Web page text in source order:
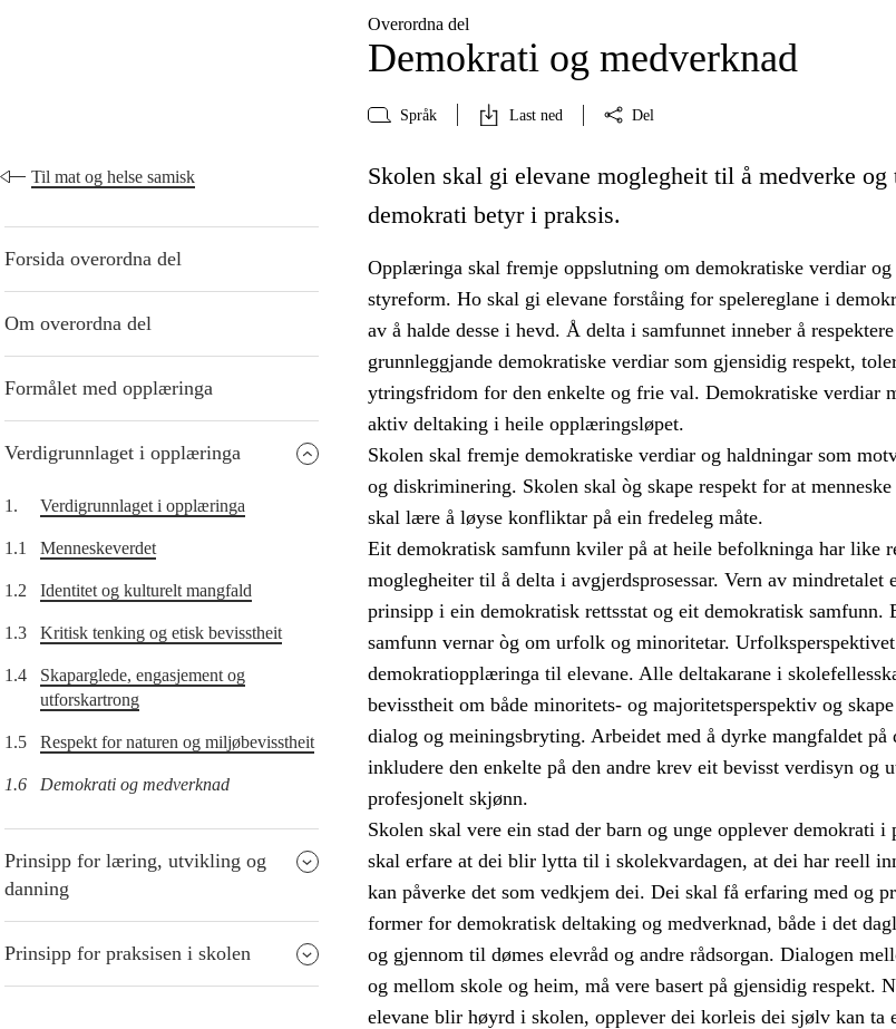
Overordna del
Demokrati og medverknad
Språk Last ned Del
Til mat og helse samisk
Forsida overordna del
Om overordna del
Formålet med opplæringa
Verdigrunnlaget i opplæringa
1. Verdigrunnlaget i opplæringa
1.1 Menneskeverdet
1.2 Identitet og kulturelt mangfald
1.3 Kritisk tenking og etisk bevisstheit
1.4
Skaparglede, engasjement og
utforskartrong
1.5 Respekt for naturen og miljøbevisstheit
1.6 Demokrati og medverknad
Prinsipp for læring, utvikling og
danning
Prinsipp for praksisen i skolen
Skolen skal gi elevane moglegheit til å medverke
demokrati betyr i praksis.
Opplæringa skal fremje oppslutning om demokratiske verdiar og
styreform. Ho skal gi elevane forståing for spelereglane i
av å halde desse i hevd. Å delta i samfunnet inneber å
grunnleggjande demokratiske verdiar som gjensidig respekt,
ytringsfridom for den enkelte og frie val. Demokratiske verdiar
aktiv deltaking i heile opplæringsløpet.
Skolen skal fremje demokratiske verdiar og haldningar som
og diskriminering. Skolen skal òg skape respekt for at
skal lære å løyse konfliktar på ein fredeleg måte.
Eit demokratisk samfunn kviler på at heile befolkninga har like
moglegheiter til å delta i avgjerdsprosessar. Vern av mindretalet
prinsipp i ein demokratisk rettsstat og eit demokratisk samfunn.
samfunn vernar òg om urfolk og minoritetar.
demokratiopplæringa til elevane. Alle deltakarane i
bevisstheit om både minoritets- og majoritetsperspektiv og
dialog og meiningsbryting. Arbeidet med å dyrke mangfaldet på
inkludere den enkelte på den andre krev eit bevisst verdisyn og
profesjonelt skjønn.
Skolen skal vere ein stad der barn og unge opplever demokrati i
skal erfare at dei blir lytta til i skolekvardagen, at dei har reell
kan påverke det som vedkjem dei. Dei skal få erfaring med og
former for demokratisk deltaking og medverknad, både i det
og gjennom til dømes elevråd og andre rådsorgan. Dialogen
og mellom skole og heim, må vere basert på gjensidig respekt.
elevane blir høyrd i skolen, opplever dei korleis dei sjølv kan ta